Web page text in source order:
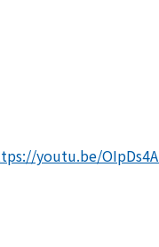
youtu.be/